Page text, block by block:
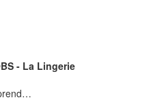
- La Lingerie